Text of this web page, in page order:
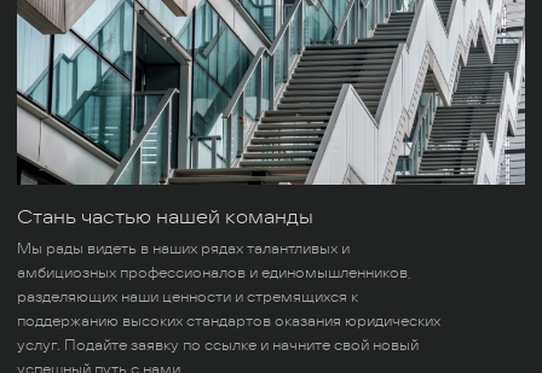
Стань частью нашей команды
Мы рады видеть в наших рядах талантливых и
амбициозных профессионалов и единомышленников,
разделяющих наши ценности и стремящихся к
поддержанию высоких стандартов оказания юридических
услуг. Подайте заявку по ссылке и начните свой новый
успешный путь с нами.